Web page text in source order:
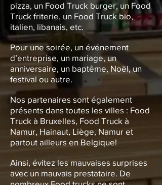
pizza, un Food Truck burger, un Food
Truck friterie, un Food Truck bio,
italien, libanais, etc.
Pour une soirée, un événement
d’entreprise, un mariage, un
anniversaire, un baptême, Noël, un
festival ou autre.
Nos partenaires sont également
présents dans toutes les villes : Food
Truck à Bruxelles, Food Truck à
Namur, Hainaut, Liège, Namur et
partout ailleurs en Belgique!
Ainsi, évitez les mauvaises surprises
avec un mauvais prestataire. De